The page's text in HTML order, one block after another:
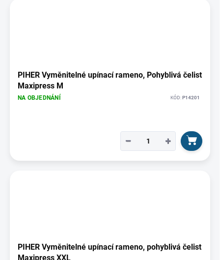
PIHER Vyměnitelné upínací rameno, Pohyblivá čelist
Maxipress M
NA OBJEDNÁNÍ KÓD:P14201
+
−
PIHER Vyměnitelné upínací rameno, pohyblivá čelist
Maxipress XXL